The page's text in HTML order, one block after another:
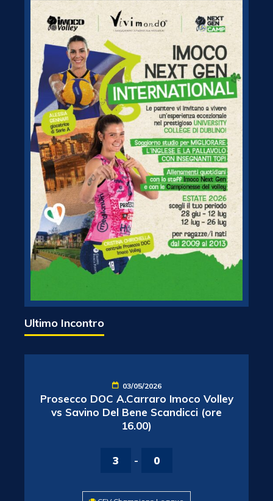
Ultimo Incontro
03/05/2026
Prosecco DOC A.Carraro Imoco Volley
vs Savino Del Bene Scandicci (ore
16.00)
3 - 0